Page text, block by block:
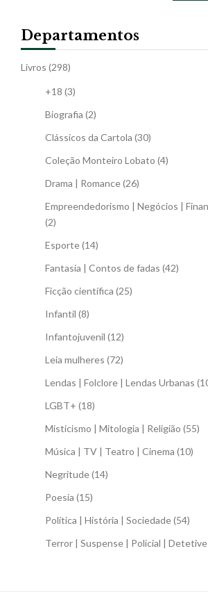
Departamentos
Livros (298)
+18 (3)
Biografia (2)
Clássicos da Cartola (30)
Coleção Monteiro Lobato (4)
Drama | Romance(26)
Empreendedorismo | Negócios |
(2)
Esporte(14)
Fantasia | Contos de fadas (42)
Ficção científica (25)
Infantil (8)
Infantojuvenil (12)
Leia mulheres (72)
Lendas | Folclore | Lendas Urbanas
LGBT+ (18)
Misticismo | Mitologia | Religião (55)
Música | TV | Teatro | Cinema (10)
Negritude(14)
Poesia (15)
Política | História | Sociedade(54)
Terror | Suspense | Policial | Detetive